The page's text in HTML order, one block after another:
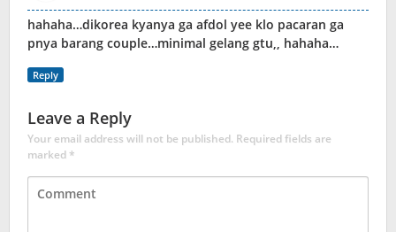
hahaha…dikorea kyanya ga afdol yee klo pacaran ga
pnya barang couple…minimal gelang gtu,, hahaha…
Reply
Leave a Reply
Your email address will not be published. Required fields are
marked*